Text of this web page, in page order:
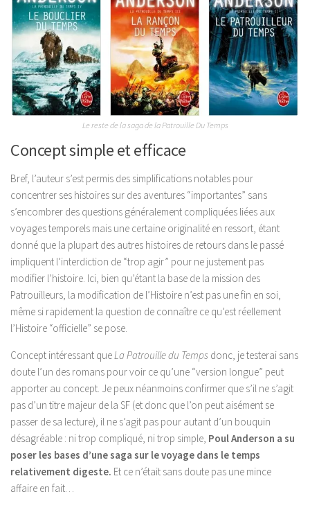
Le reste de la saga de la Patrouille Du Temps
Concept simple et efficace
Bref, l’auteur s’est permis des simplifications notables pour
concentrer ses histoires sur des aventures “importantes” sans
s’encombrer des questions généralement compliquées liées aux
voyages temporels mais une certaine originalité en ressort, étant
donné que la plupart des autres histoires de retours dans le passé
impliquent l’interdiction de “trop agir” pour ne justement pas
modifier l’histoire. Ici, bien qu’étant la base de la mission des
Patrouilleurs, la modification de l’Histoire n’est pas une fin en soi,
même si rapidement la question de connaître ce qu’est réellement
l’Histoire “officielle” se pose.
Concept intéressant queLa Patrouille du Temps donc, je testerai sans
doute l’un des romans pour voir ce qu’une “version longue” peut
apporter au concept. Je peux néanmoins confirmer que s’il ne s’agit
pas d’un titre majeur de la SF (et donc que l’on peut aisément se
passer de sa lecture), il ne s’agit pas pour autant d’un bouquin
désagréable : ni trop compliqué, ni trop simple, Poul Anderson a su
poser les bases d’une saga sur le voyage dans le temps
relativement digeste. Et ce n’était sans doute pas une mince
affaire en fait…